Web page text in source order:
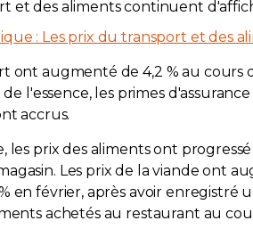
: Les prix du transport et des
ont augmenté de 4,2 % au cours
l'essence, les primes
accrus.
les prix des aliments ont
Les prix de la viande ont
en février, après avoir
achetés au restaurant au